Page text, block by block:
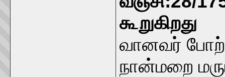
கூறுகிறது
வானவர்
நான்மறை